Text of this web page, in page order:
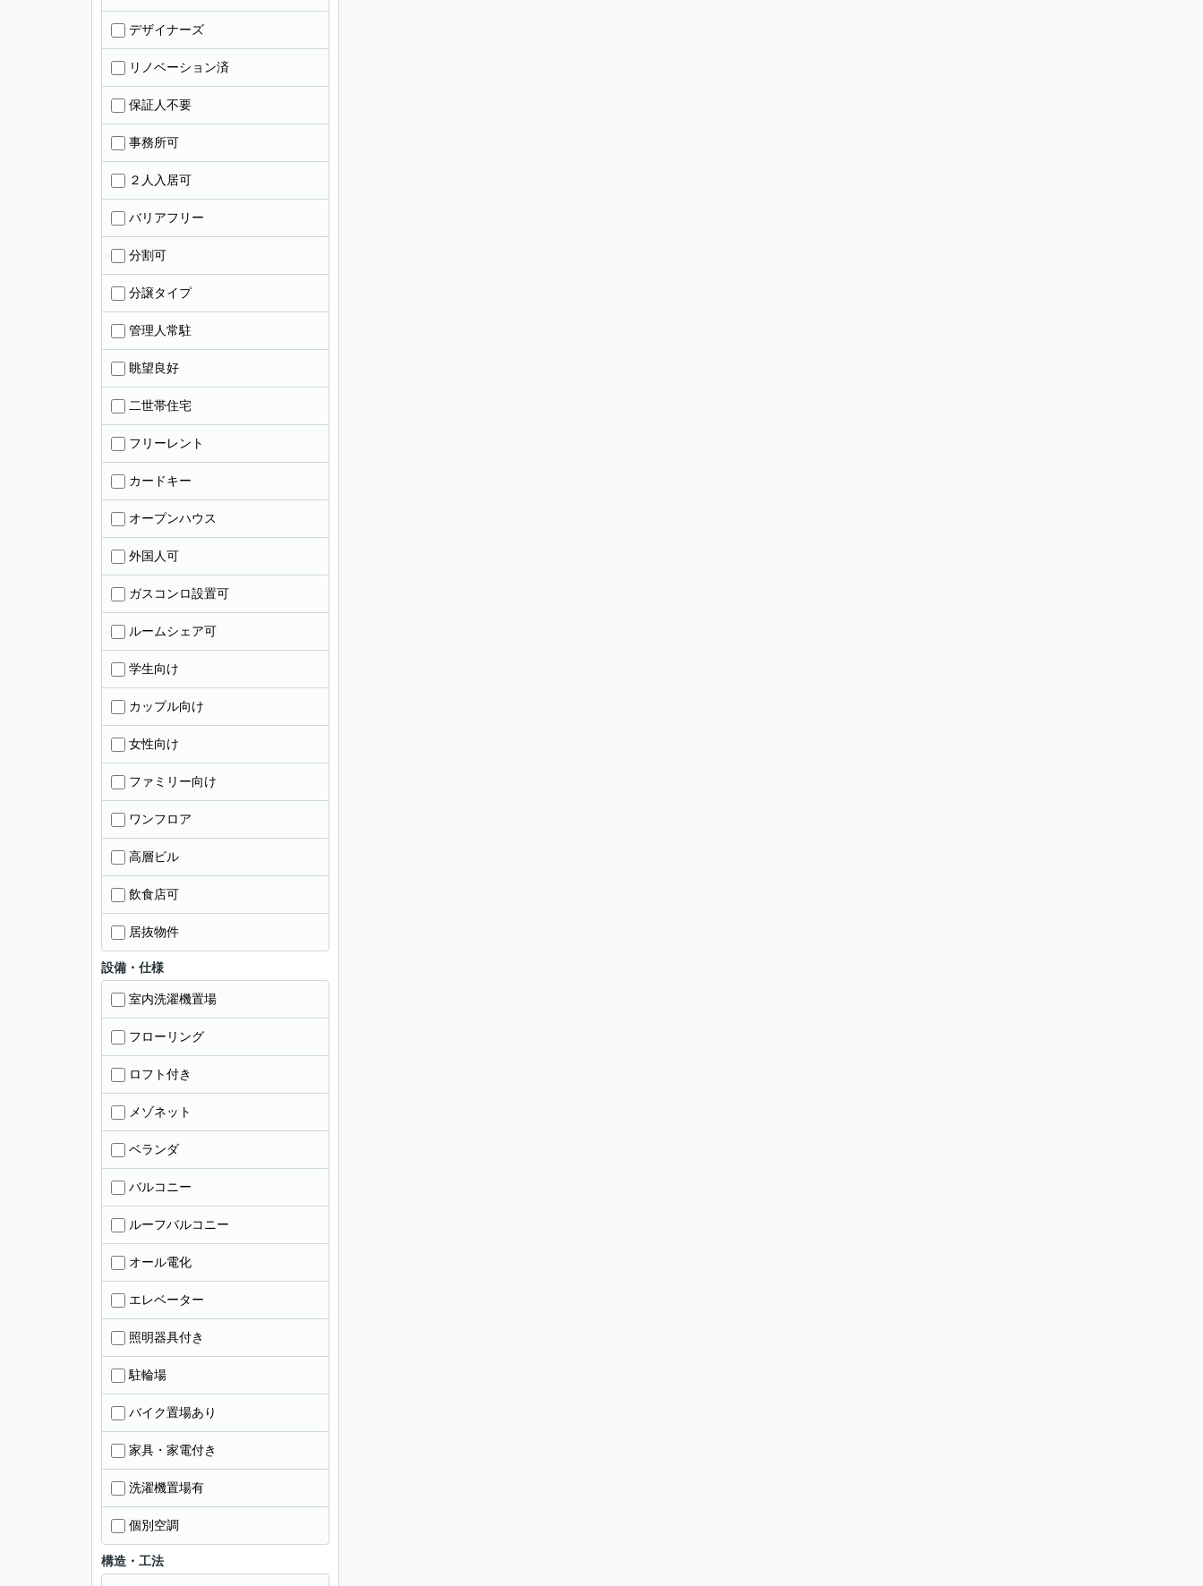
デザイナーズ
リノベーション済
保証人不要
事務所可
２人入居可
バリアフリー
分割可
分譲タイプ
管理人常駐
眺望良好
二世帯住宅
フリーレント
カードキー
オープンハウス
外国人可
ガスコンロ設置可
ルームシェア可
学生向け
カップル向け
女性向け
ファミリー向け
ワンフロア
高層ビル
飲食店可
居抜物件
設備・仕様
室内洗濯機置場
フローリング
ロフト付き
メゾネット
ベランダ
バルコニー
ルーフバルコニー
オール電化
エレベーター
照明器具付き
駐輪場
バイク置場あり
家具・家電付き
洗濯機置場有
個別空調
構造・工法